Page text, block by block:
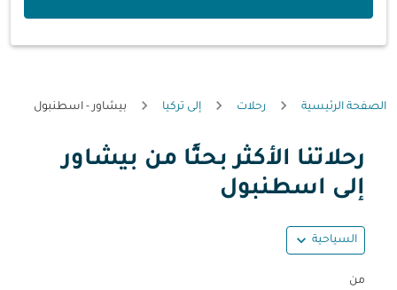
الصفحة الرئيسية رحلات إلى تركيا بيشاور - اسطنبول
رحلاتنا الأكثر بحثًا من بيشاور
إلى اسطنبول
السياحية expand_more
من
حاول تحديث الرحلة (مغادرة و/أو وجهة) أو التفاعل مع